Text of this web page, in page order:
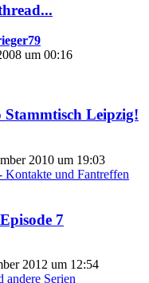
um 00:16
Leipzig!
2010 um 19:03
Kontakte und Fantreffen
7
2012 um 12:54
andere Serien